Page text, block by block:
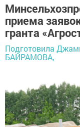
приема
гранта
Подготовила
БАЙРАМОВА,